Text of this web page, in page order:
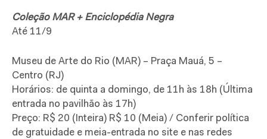
Coleção MAR + Enciclopédia Negra
Até 11/9
Museu de Arte do Rio (MAR) – Praça Mauá, 5 –
Centro (RJ)
Horários: de quinta a domingo, de 11h às 18h (Última
entrada no pavilhão às 17h)
Preço: R$ 20 (Inteira) R$ 10 (Meia) / Conferir política
de gratuidade e meia-entrada no site e nas redes